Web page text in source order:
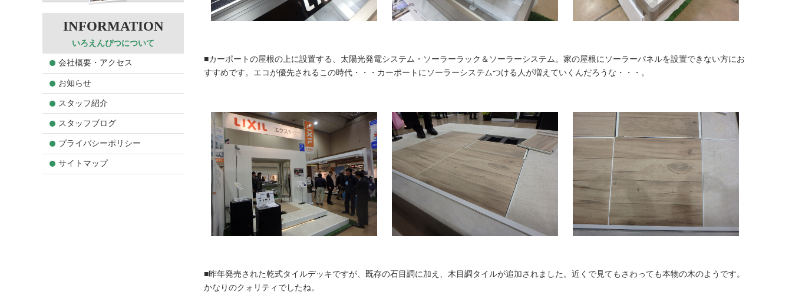
■カーポートの屋根の上に設置する、太陽光発電システム・ソーラーラック＆ソーラーシステム。家の屋根にソーラーパネルを設置できない方にお
すすめです。エコが優先されるこの時代・・・カーポートにソーラーシステムつける人が増えていくんだろうな・・・。
■昨年発売された乾式タイルデッキですが、既存の石目調に加え、木目調タイルが追加されました。近くで見てもさわっても本物の木のようです。
かなりのクォリティでしたね。
いろえんぴつについて
会社概要・アクセス
お知らせ
スタッフ紹介
スタッフブログ
プライバシーポリシー
サイトマップ